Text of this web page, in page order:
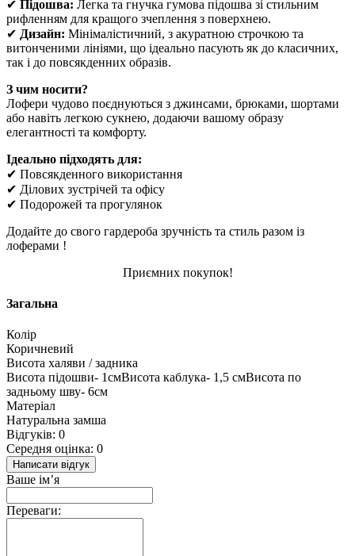
✔ Підошва: Легка та гнучка гумова підошва зі стильним
рифленням для кращого зчеплення з поверхнею.
✔ Дизайн: Мінімалістичний, з акуратною строчкою та
витонченими лініями, що ідеально пасують як до класичних,
так і до повсякденних образів.
З чим носити?
Лофери чудово поєднуються з джинсами, брюками, шортами
або навіть легкою сукнею, додаючи вашому образу
елегантності та комфорту.
Ідеально підходять для:
✔ Повсякденного використання
✔ Ділових зустрічей та офісу
✔ Подорожей та прогулянок
Додайте до свого гардероба зручність та стиль разом із
лоферами !
Приємних покупок!
Загальна
Колір
Коричневий
Висота халяви / задника
Висота підошви- 1смВисота каблука- 1,5 смВисота по
задньому шву- 6см
Матеріал
Натуральна замша
Відгуків: 0
Середня оцінка: 0
Написати відгук
Ваше ім’я
Переваги: